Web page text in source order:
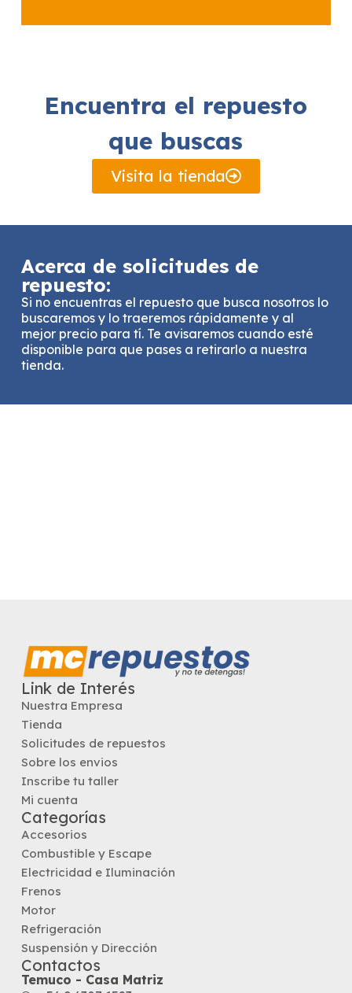
Encuentra el repuesto
que buscas
Visita la tienda
Acerca de solicitudes de
repuesto:
Si no encuentras el repuesto que busca nosotros lo
buscaremos y lo traeremos rápidamente y al
mejor precio para tí. Te avisaremos cuando esté
disponible para que pases a retirarlo a nuestra
tienda.
Link de Interés
Nuestra Empresa
Tienda
Solicitudes de repuestos
Sobre los envios
Inscribe tu taller
Mi cuenta
Categorías
Accesorios
Combustible y Escape
Electricidad e Iluminación
Frenos
Motor
Refrigeración
Suspensión y Dirección
Contactos
Temuco - Casa Matriz